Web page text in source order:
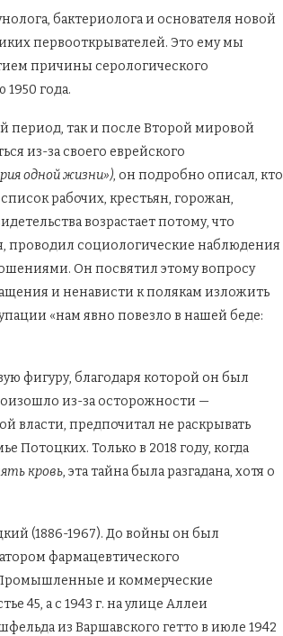
бактериолога и основателя новой
первооткрывателей. Это ему мы
причины серологического
года.
период, так и после Второй мировой
из-за своего еврейского
одной жизни»), он подробно описал, кто
рабочих, крестьян, горожан,
возрастает потому, что
проводил социологические наблюдения
Он посвятил этому вопросу
и ненависти к полякам изложить
«нам явно повезло в нашей беде:
фигуру, благодаря которой он был
из-за осторожности —
власти, предпочитал не раскрывать
Потоцких. Только в 2018 году, когда
кровь, эта тайна была разгадана, хотя о
(1886-1967). До войны он был
фармацевтического
и коммерческие
45, а с 1943 г. на улице Аллеи
из Варшавского гетто в июле 1942